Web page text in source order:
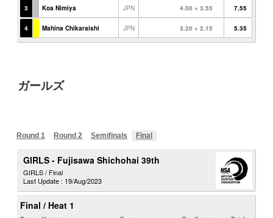
ガールズ
Round 1 Round 2 Semifinals Final